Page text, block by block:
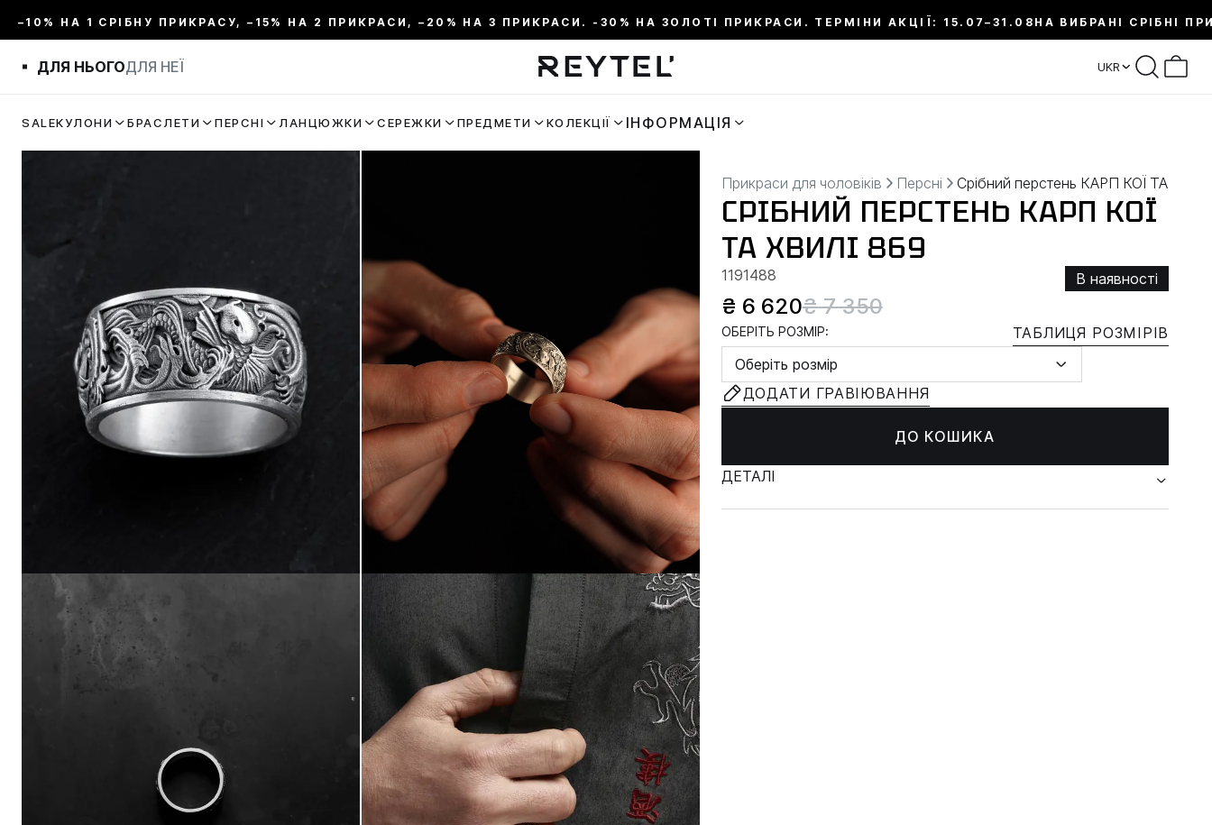
–10% НА 1 СРІБНУ ПРИКРАСУ, –15% НА 2 ПРИКРАСИ, –20% НА 3 ПРИКРАСИ. -30% НА ЗОЛОТІ ПРИКРАСИ. ТЕРМІНИ АКЦІЇ: 15.07–31.08 НА ВИБРАНІ СРІБНІ
ДЛЯ НЬОГОДЛЯ НЕЇ UKR
SALEКУЛОНИ БРАСЛЕТИ ПЕРСНІ ЛАНЦЮЖКИ СЕРЕЖКИ ПРЕДМЕТИ КОЛЕКЦІЇ ІНФОРМАЦІЯ
Прикраси для чоловіків Персні Срібний перстень КАРП КОЇ ТА
СРІБНИЙ ПЕРСТЕНЬ КАРП КОЇ
ТА ХВИЛІ 869
1191488 В наявності
₴ 6 620₴ 7 350
ОБЕРІТЬ РОЗМІР:
ТАБЛИЦЯ РОЗМІРІВ
Оберіть розмір
ДОДАТИ ГРАВІЮВАННЯ
ДО КОШИКА
ДЕТАЛІ